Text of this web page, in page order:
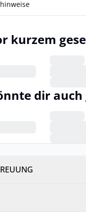
kurzem
dir